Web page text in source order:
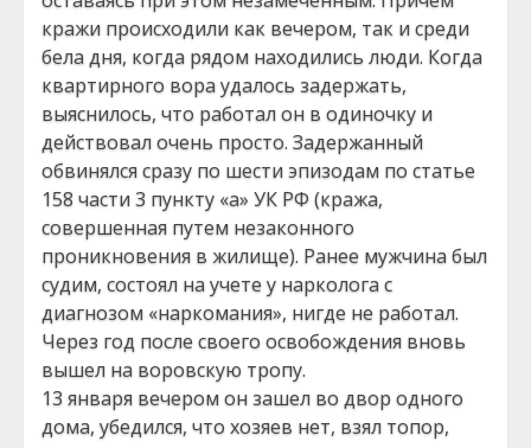
кражи происходили как вечером, так и среди
бела дня, когда рядом находились люди. Когда
квартирного вора удалось задержать,
выяснилось, что работал он в одиночку и
действовал очень просто. Задержанный
обвинялся сразу по шести эпизодам по статье
158 части 3 пункту «а» УК РФ (кража,
совершенная путем незаконного
проникновения в жилище). Ранее мужчина был
судим, состоял на учете у нарколога с
диагнозом «наркомания», нигде не работал.
Через год после своего освобождения вновь
вышел на воровскую тропу.
13 января вечером он зашел во двор одного
дома, убедился, что хозяев нет, взял топор,